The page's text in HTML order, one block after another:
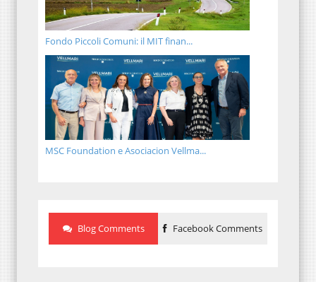
Fondo Piccoli Comuni: il MIT finan...
MSC Foundation e Asociacion Vellma...
Blog Comments Facebook Comments